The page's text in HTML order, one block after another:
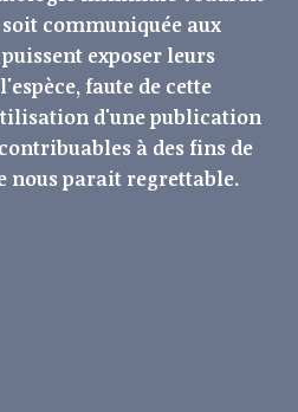
communiquée aux
exposer leurs
faute de cette
d'une publication
à des fins de
nous parait regrettable.